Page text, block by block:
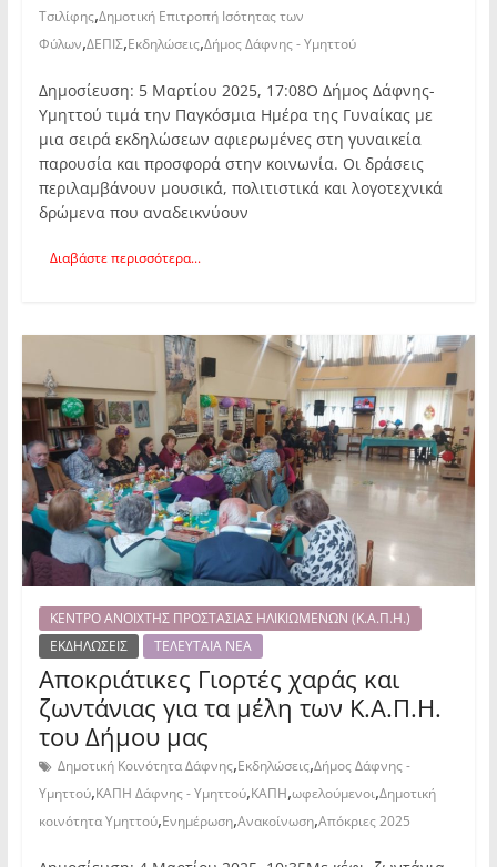
Τσιλίφης,Δημοτική Επιτροπή Ισότητας των
Φύλων,ΔΕΠΙΣ,Εκδηλώσεις,Δήμος Δάφνης - Υμηττού
Δημοσίευση: 5 Μαρτίου 2025, 17:08Ο Δήμος Δάφνης-
Υμηττού τιμά την Παγκόσμια Ημέρα της Γυναίκας με
μια σειρά εκδηλώσεων αφιερωμένες στη γυναικεία
παρουσία και προσφορά στην κοινωνία. Οι δράσεις
περιλαμβάνουν μουσικά, πολιτιστικά και λογοτεχνικά
δρώμενα που αναδεικνύουν
Διαβάστε περισσότερα...
ΚΕΝΤΡΟ ΑΝΟΙΧΤΗΣ ΠΡΟΣΤΑΣΙΑΣ ΗΛΙΚΙΩΜΕΝΩΝ (Κ.Α.Π.Η.)
ΕΚΔΗΛΩΣΕΙΣ
ΤΕΛΕΥΤΑΙΑ ΝΕΑ
Αποκριάτικες Γιορτές χαράς και
ζωντάνιας για τα μέλη των Κ.Α.Π.Η.
του Δήμου μας
Δημοτική Κοινότητα Δάφνης,Εκδηλώσεις,Δήμος Δάφνης -
Υμηττού,ΚΑΠΗ Δάφνης - Υμηττού,ΚΑΠΗ,ωφελούμενοι,Δημοτική
κοινότητα Υμηττού,Ενημέρωση,Ανακοίνωση,Απόκριες 2025